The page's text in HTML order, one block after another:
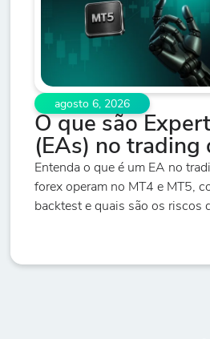
agosto 6, 2026
O que são
(EAs) no trading
Entenda o que é um EA no
forex operam no MT4 e MT5,
backtest e quais são os riscos